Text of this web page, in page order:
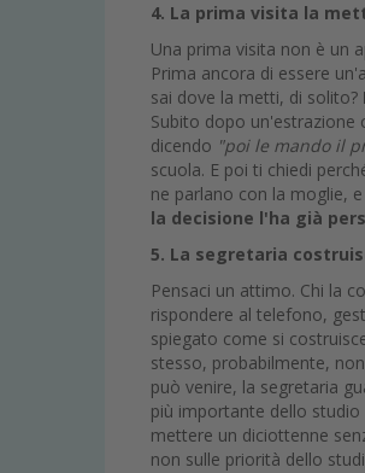
4. La prima visita la
Una prima visita non è un
Prima ancora di essere
sai dove la metti, di solito?
Subito dopo un'estrazione
dicendo "poi le mando il
scuola. E poi ti chiedi
ne parlano con la moglie,
la decisione l'ha già
5. La segretaria
Pensaci un attimo. Chi la
rispondere al telefono,
spiegato come si
stesso, probabilmente,
può venire, la segretaria
più importante dello
mettere un diciottenne
non sulle priorità dello